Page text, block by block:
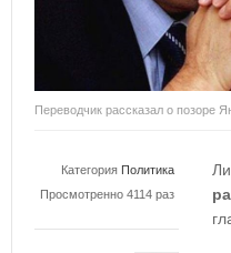
Переводчик рассказал о позоре
Категория Политика
Просмотренно 4114 раз